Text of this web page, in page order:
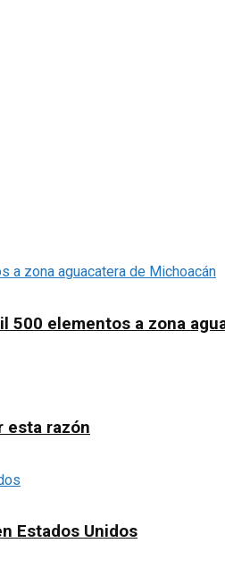
500 elementos a zona
esta razón
Estados Unidos